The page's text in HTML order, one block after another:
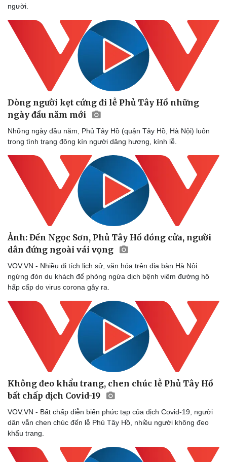
người.
Dòng người kẹt cứng đi lễ Phủ Tây Hồ những
ngày đầu năm mới
Những ngày đầu năm, Phủ Tây Hồ (quận Tây Hồ, Hà Nội) luôn
trong tình trạng đông kín người dâng hương, kính lễ.
Ảnh: Đền Ngọc Sơn, Phủ Tây Hồ đóng cửa, người
dân đứng ngoài vái vọng
VOV.VN - Nhiều di tích lịch sử, văn hóa trên địa bàn Hà Nội
ngừng đón du khách để phòng ngừa dịch bệnh viêm đường hô
hấp cấp do virus corona gây ra.
Không đeo khẩu trang, chen chúc lễ Phủ Tây Hồ
bất chấp dịch Covid-19
VOV.VN - Bất chấp diễn biến phức tạp của dịch Covid-19, người
dân vẫn chen chúc đến lễ Phủ Tây Hồ, nhiều người không đeo
khẩu trang.